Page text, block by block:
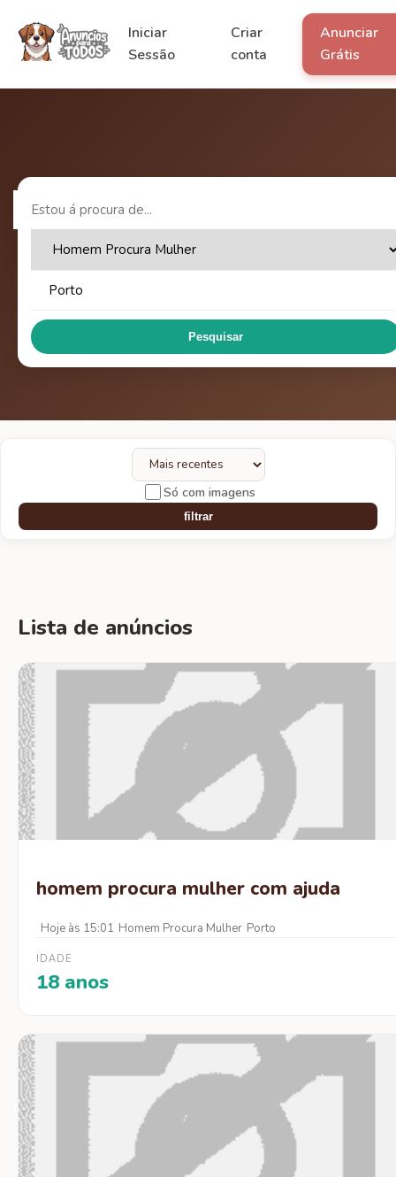
Iniciar
Sessão
Criar
conta
Anunciar
Grátis
Pesquisar
Só com imagens
filtrar
Lista de anúncios
homem procura mulher com ajuda
Hoje às 15:01 Homem Procura Mulher Porto
IDADE
18 anos